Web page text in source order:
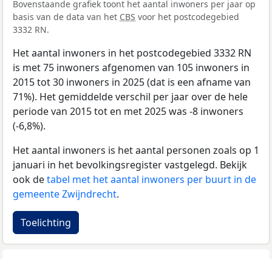
Bovenstaande grafiek toont het aantal inwoners per jaar op
basis van de data van het CBS voor het postcodegebied
3332 RN.
Het aantal inwoners in het postcodegebied 3332 RN
is met 75 inwoners afgenomen van 105 inwoners in
2015 tot 30 inwoners in 2025 (dat is een afname van
71%). Het gemiddelde verschil per jaar over de hele
periode van 2015 tot en met 2025 was -8 inwoners
(-6,8%).
Het aantal inwoners is het aantal personen zoals op 1
januari in het bevolkingsregister vastgelegd. Bekijk
ook detabel met het aantal inwoners per buurt in de
gemeente Zwijndrecht.
Toelichting